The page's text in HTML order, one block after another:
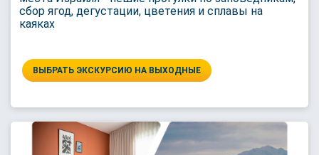
сбор ягод, дегустации, цветения и сплавы на
каяках
ВЫБРАТЬ ЭКСКУРСИЮ НА ВЫХОДНЫЕ